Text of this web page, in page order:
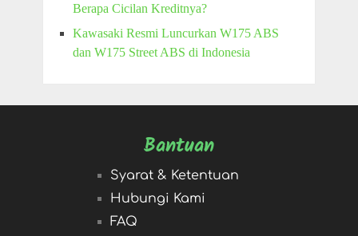
Berapa Cicilan Kreditnya?
Kawasaki Resmi Luncurkan W175 ABS
dan W175 Street ABS di Indonesia
Bantuan
Syarat & Ketentuan
Hubungi Kami
FAQ